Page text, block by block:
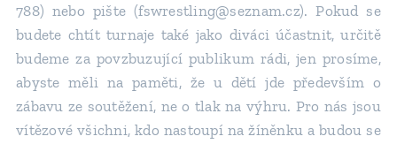
788) nebo pište (fswrestling@seznam.cz). Pokud se
budete chtít turnaje také jako diváci účastnit, určitě
budeme za povzbuzující publikum rádi, jen prosíme,
abyste měli na paměti, že u dětí jde především o
zábavu ze soutěžení, ne o tlak na výhru. Pro nás jsou
vítězové všichni, kdo nastoupí na žíněnku a budou se